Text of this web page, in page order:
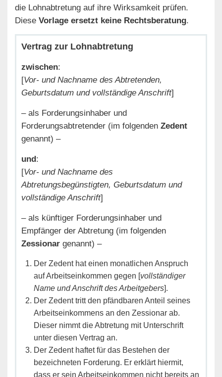
die Lohnabtretung auf ihre Wirksamkeit prüfen.
Diese Vorlage ersetzt keine Rechtsberatung.
Vertrag zur Lohnabtretung
zwischen:
[Vor- und Nachname des Abtretenden,
Geburtsdatum und vollständige Anschrift]
– als Forderungsinhaber und
Forderungsabtretender (im folgenden Zedent
genannt) –
und:
[Vor- und Nachname des
Abtretungsbegünstigten, Geburtsdatum und
vollständige Anschrift]
– als künftiger Forderungsinhaber und
Empfänger der Abtretung (im folgenden
Zessionar genannt) –
Der Zedent hat einen monatlichen Anspruch
auf Arbeitseinkommen gegen [vollständiger
Name und Anschrift des Arbeitgebers].
Der Zedent tritt den pfändbaren Anteil seines
Arbeitseinkommens an den Zessionar ab.
Dieser nimmt die Abtretung mit Unterschrift
unter diesen Vertrag an.
Der Zedent haftet für das Bestehen der
bezeichneten Forderung. Er erklärt hiermit,
dass er sein Arbeitseinkommen nicht bereits an